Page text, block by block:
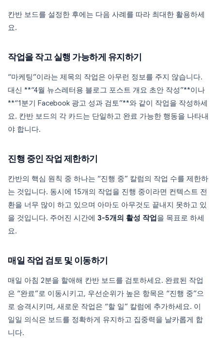
칸반 보드를 설정한 후에는 다음 사례를 따라 최대한 활용하세
요.
작업을 작고 실행 가능하게 유지하기
“마케팅”이라는 제목의 작업은 아무런 정보를 주지 않습니다.
대신 **“4월 뉴스레터용 블로그 포스트 개요 초안 작성”**이나
**“1분기 Facebook 광고 성과 검토”**와 같이 작업을 작성하세
요. 칸반 보드의 각 카드는 단일하고 완료 가능한 행동을 나타내
야 합니다.
진행 중인 작업 제한하기
칸반의 핵심 원칙 중 하나는 “진행 중” 칼럼의 작업 수를 제한하
는 것입니다. 동시에 15개의 작업을 진행 중이라면 컨텍스트 전
환을 너무 많이 하고 있으며 아마도 아무것도 끝내지 못하고 있
을 것입니다. 주어진 시간에 3-5개의 활성 작업 을 목표로 하세
요.
매일 작업 검토 및 이동하기
매일 아침 2분을 할애해 칸반 보드를 검토하세요. 완료된 작업
은 “완료”로 이동시키고, 우선순위가 높은 항목은 “진행 중”으
로 승격시키며, 새로운 작업은 “할 일” 칼럼에 추가하세요. 이
일일 의식은 보드를 정확하게 유지하고 집중력을 날카롭게 합
니다.